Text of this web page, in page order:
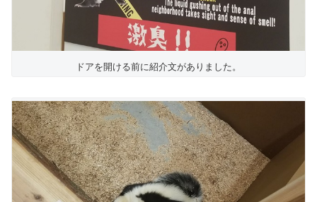
ドアを開ける前に紹介文がありました。